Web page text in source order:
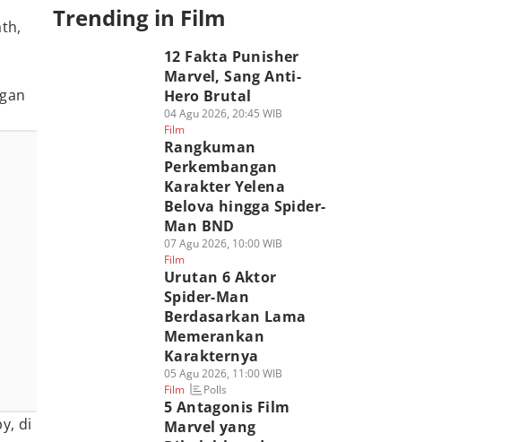
di
Trending in Film
12 Fakta Punisher
Marvel, Sang Anti-
Hero Brutal
04 Agu 2026, 20:45 WIB
Film
Rangkuman
Perkembangan
Karakter Yelena
Belova hingga Spider-
Man BND
07 Agu 2026, 10:00 WIB
Film
Urutan 6 Aktor
Spider-Man
Berdasarkan Lama
Memerankan
Karakternya
05 Agu 2026, 11:00 WIB
Film
Polls
5 Antagonis Film
Marvel yang